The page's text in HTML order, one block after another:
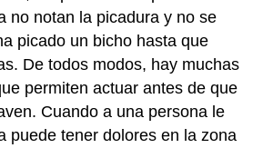
no notan la picadura y no se
picado un bicho hasta que
De todos modos, hay muchas
permiten actuar antes de que
Cuando a una persona le
puede tener dolores en la zona